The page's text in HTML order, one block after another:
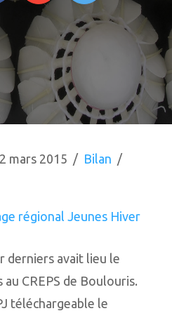
2 mars 2015
Bilan
régional Jeunes Hiver
derniers avait lieu le
CREPS de Boulouris.
téléchargeable le